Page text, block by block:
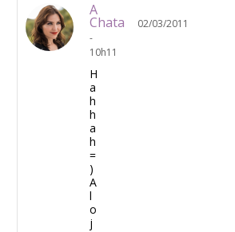
A
Chata
02/03/2011
-
10h11
H
a
h
h
a
h
=
)
A
l
o
j